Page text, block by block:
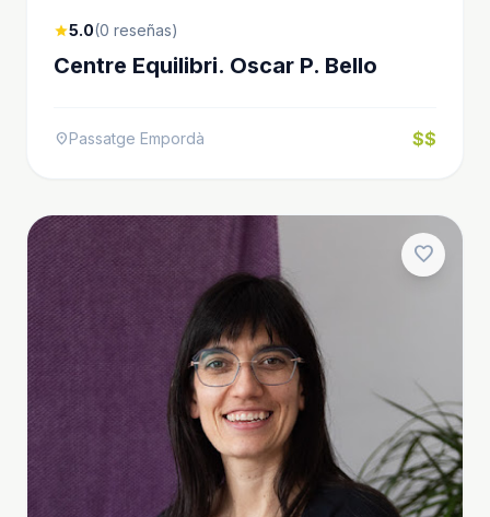
star5.0(0 reseñas)
Centre Equilibri. Oscar P. Bello
location_onPassatge Empordà $$
favorite